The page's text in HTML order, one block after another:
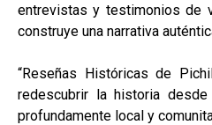
entrevistas y testimonios de
construye una narrativa
“Reseñas Históricas de
redescubrir la historia
profundamente local y